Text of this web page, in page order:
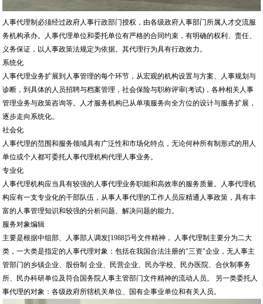
人事代理制必须经过政府人事行政部门授权，由各级政府人事部门所属人才交流服
务机构承办。人事代理单位和委托单位有严格的合同约束，有明确的权利、责任、
义务保证，以人事政策法规定为依据。其代理行为具有行政效力。
系统化
人事代理业务扩展到人事管理的每个环节，从宏观的机构设置与方案、人事规划与
诊断，到具体的人员招聘与档案管理，社会保险与职称评审(考试)，各种相关人事
管理业务与政策咨询等。人才服务机构已从单项服务向全方位的设计与服务扩展，
逐步走向系统化。
社会化
人事代理的范围和服务领域具有广泛性和市场化特点，无论何种所有制形式的用人
单位或个人都可委托人事代理机构代理人事业务。
专业化
人事代理机构应当具有较强的人事代理业务职能和高效率的服务质量。人事代理机
构应有一支专业化的干部队伍，从事人事代理的工作人员应精通人事政策，具有丰
富的人事管理知识和较强的分析问题、解决问题的能力。
服务对象编辑
主要是根据中组部、人事部人调发[1988]5号文件精神， 人事代理制主要分为二大
类，一大类是指定的人事代理对象：包括在我国合法注册的"三资"企业，无人事主
管部门的乡镇企业、股份制 企业、民营企业、民办学校、民办医院、合伙制事务
所、民办科研单位及符合国务院人事主管部门文件精神的流动人员。 另一类委托人
事代理的对象：各级政府所辖机关单位、国有企事业单位和有关人员。